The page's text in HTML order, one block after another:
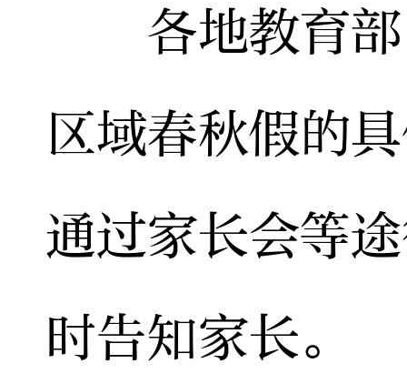
各地教育部
区域春秋假的
通过家长会等
时告知家长。